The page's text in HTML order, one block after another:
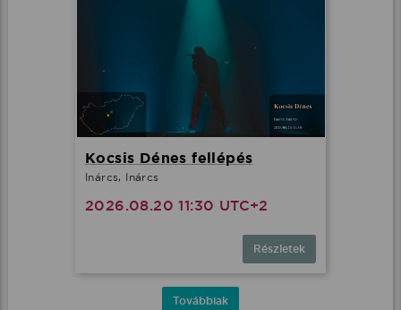
Kocsis Dénes fellépés
Inárcs, Inárcs
2026.08.20 11:30 UTC+2
Részletek
Továbbiak